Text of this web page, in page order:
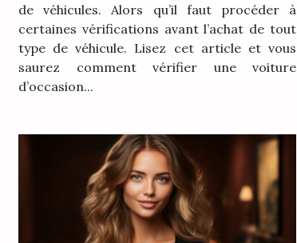
de véhicules. Alors qu’il faut procéder à
certaines vérifications avant l’achat de tout
type de véhicule. Lisez cet article et vous
saurez comment vérifier une voiture
d’occasion...